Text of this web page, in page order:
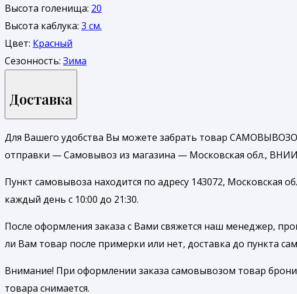
Высота голенища: 20
Высота каблука: 3 см.
Цвет: Красный
Сезонность: Зима
Доставка
Для Вашего удобства Вы можете забрать товар
отправки — Самовывоз из магазина — Московская обл.,
Пункт самовывоза находится по адресу 143072,
каждый день с 10:00 до 21:30.
После оформления заказа с Вами свяжется наш менеджер,
ли Вам товар после примерки или нет, доставка до пункта
Внимание! При оформлении заказа самовывозом товар
товара снимается.